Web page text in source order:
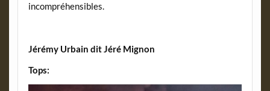
incompréhensibles.
Jérémy Urbain dit Jéré Mignon
Tops: